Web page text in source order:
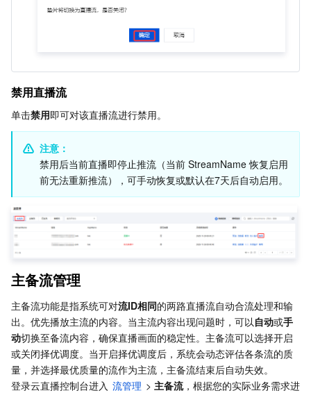
智能导诊
智能预问诊
SDK
智能顾问
标签
访问管理
操作审计
配置审计
集团账号管理
控制中心
云市场
云原生构建
腾讯云代码助手
腾讯云超级应用服务
Low Code
云开发 CloudBase
监控与运维
腾讯云可观测平台
前端性能监控
云拨测
Prometheus 监控服务
Grafana 可视化服务
事件总线
API 与工具
云 API
腾讯云命令行工具
软件产品生命周期公告
专有云软件
腾讯专有云企业版 TCE
腾讯专有云PaaS平台 TCS
腾讯云数据库
TDSQL
其他文档
渠道合作伙伴
账号相关
大数据
大数据处理套件 TBDS
操作系统
禁用直播流
单击禁用即可对该直播流进行禁用。
注意：
禁用后当前直播即停止推流（当前 StreamName 恢复启用
前无法重新推流），可手动恢复或默认在7天后自动启用。
主备流管理
主备流功能是指系统可对流ID相同的两路直播流自动合流处理和输
出。优先播放主流的内容。当主流内容出现问题时，可以 自动或手
动切换至备流内容，确保直播画面的稳定性。主备流可以选择开启
或关闭择优调度。当开启择优调度后，系统会动态评估各条流的质
量，并选择最优质量的流作为主流，主备流结束后自动失效。
登录云直播控制台进入 流管理 > 主备流，根据您的实际业务需求进